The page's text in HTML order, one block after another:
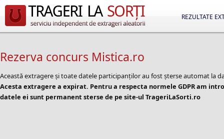
REZULTATE
Rezerva concurs Mistica.ro
Această extragere și toate datele participanților au fost șterse automat la
Acesta extragere a expirat. Pentru a respecta normele GDPR am
datele ei sunt permanent sterse de pe site-ul TrageriLaSorti.ro